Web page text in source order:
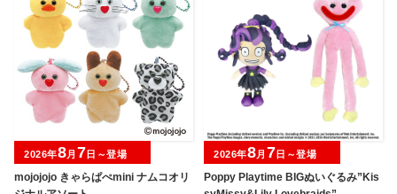
mojojojo きゃらぱぺmini ナムコオリ
2026年8月 7 日～登場
Poppy Playtime BIGぬいぐるみ”Kis
2026年8月 7 日～登場